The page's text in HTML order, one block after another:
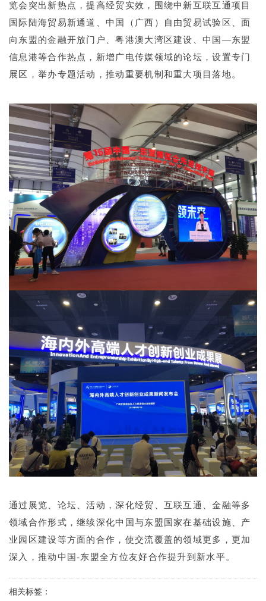
览会突出新热点，提高经贸实效，围绕中新互联互通项目
国际陆海贸易新通道、中国（广西）自由贸易试验区、面
向东盟的金融开放门户、粤港澳大湾区建设、中国—东盟
信息港等合作热点，新增广电传媒领域的论坛，设置专门
展区，举办专题活动，推动重要机制和重大项目落地。
通过展览、论坛、活动，深化经贸、互联互通、金融等多
领域合作形式，继续深化中国与东盟国家在基础设施、产
业园区建设等方面的合作，使交流覆盖的领域更多，更加
深入，推动中国-东盟全方位友好合作提升到新水平。
相关标签：